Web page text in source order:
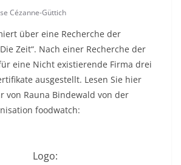
Cézanne-Güttich
über eine Recherche der
Zeit“. Nach einer Recherche der
eine Nicht existierende Firma drei
ausgestellt. Lesen Sie hier
von Rauna Bindewald von der
foodwatch:
Logo: